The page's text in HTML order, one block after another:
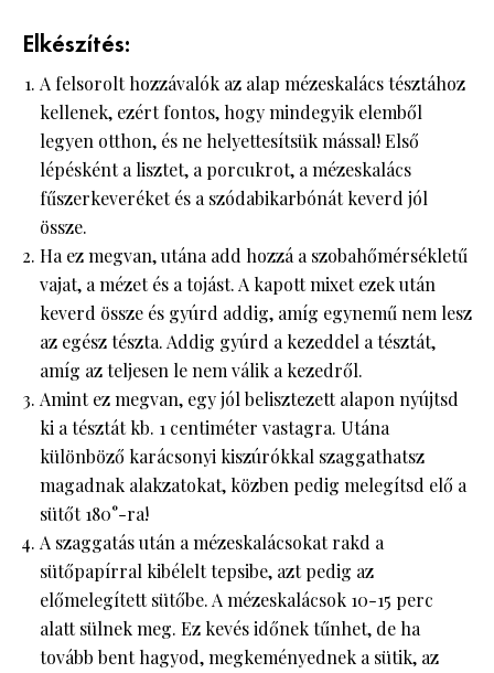
Elkészítés:
A felsorolt hozzávalók az alap mézeskalács tésztához
kellenek, ezért fontos, hogy mindegyik elemből
legyen otthon, és ne helyettesítsük mással! Első
lépésként a lisztet, a porcukrot, a mézeskalács
fűszerkeveréket és a szódabikarbónát keverd jól
össze.
Ha ez megvan, utána add hozzá a szobahőmérsékletű
vajat, a mézet és a tojást. A kapott mixet ezek után
keverd össze és gyúrd addig, amíg egynemű nem lesz
az egész tészta. Addig gyúrd a kezeddel a tésztát,
amíg az teljesen le nem válik a kezedről.
Amint ez megvan, egy jól belisztezett alapon nyújtsd
ki a tésztát kb. 1 centiméter vastagra. Utána
különböző karácsonyi kiszúrókkal szaggathatsz
magadnak alakzatokat, közben pedig melegítsd elő a
sütőt 180°-ra!
A szaggatás után a mézeskalácsokat rakd a
sütőpapírral kibélelt tepsibe, azt pedig az
előmelegített sütőbe. A mézeskalácsok 10-15 perc
alatt sülnek meg. Ez kevés időnek tűnhet, de ha
tovább bent hagyod, megkeményednek a sütik, az